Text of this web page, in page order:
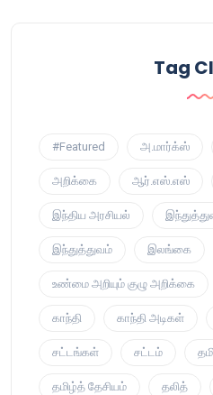
Tag
#Featured அ.மார்க்ஸ்
அறிக்கை ஆர்.எஸ்.எஸ்
இந்திய அரசியல்
இந்துத்துவம் இலங்கை
உண்மை அறியும் குழு அறிக்கை
காந்தி காந்தி அடிகள்
சட்டங்கள் சட்டம்
தமிழ்த் தேசியம் தலித்